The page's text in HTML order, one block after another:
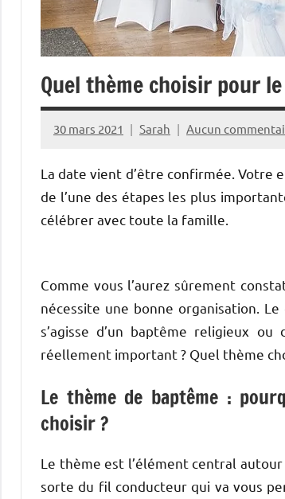
Quel thème choisir pour
30 mars 2021 Sarah Aucun
La date vient d’être confirmée. Votre
de l’une des étapes les plus
célébrer avec toute la famille.
Comme vous l’aurez sûrement
nécessite une bonne organisation.
s’agisse d’un baptême religieux
réellement important ? Quel thème
Le thème de baptême :
choisir ?
Le thème est l’élément central
sorte du fil conducteur qui va vous